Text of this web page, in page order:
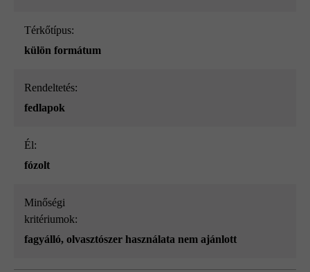
Térkőtípus:
külön formátum
Rendeltetés:
fedlapok
él:
fózolt
Minőségi
kritériumok:
fagyálló, olvasztószer használata nem ajánlott